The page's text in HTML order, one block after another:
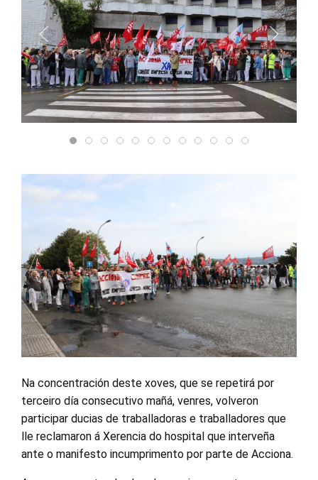
Na concentración deste xoves, que se repetirá por
terceiro día consecutivo mañá, venres, volveron
participar ducias de traballadoras e traballadores que
lle reclamaron á Xerencia do hospital que interveña
ante o manifesto incumprimento por parte de Acciona.